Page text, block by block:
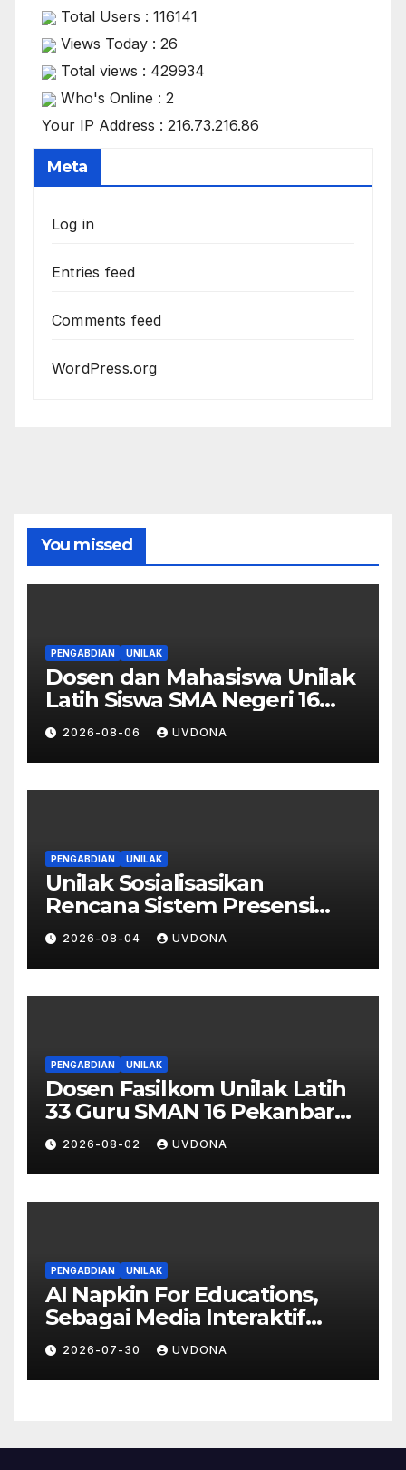
Total Users : 116141
Views Today : 26
Total views : 429934
Who's Online : 2
Your IP Address : 216.73.216.86
Meta
Log in
Entries feed
Comments feed
WordPress.org
You missed
PENGABDIAN UNILAK
Dosen dan Mahasiswa Unilak
Latih Siswa SMA Negeri 16
Pekanbaru Kelola Bisnis
Digital Lewat Affiliate
Marketing dan Aplikasi MOVA
2026-08-06 UVDONA
PENGABDIAN UNILAK
Unilak Sosialisasikan
Rencana Sistem Presensi
Digital Berbasis Pengenalan
Wajah di SMA Negeri 1
Kateman
2026-08-04 UVDONA
PENGABDIAN UNILAK
Dosen Fasilkom Unilak Latih
33 Guru SMAN 16 Pekanbaru
Gelar Ujian Digital Berbasis
Kecerdasan Buatan
2026-08-02 UVDONA
PENGABDIAN UNILAK
AI Napkin For Educations,
Sebagai Media Interaktif
Peningkatkan Partisipasi dan
Stimulus Pembelajaran Siswa
2026-07-30 UVDONA